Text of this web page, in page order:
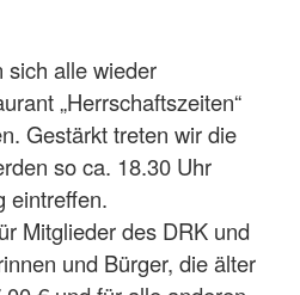
sich alle wieder
„Herrschaftszeiten“
Gestärkt treten wir die
so ca. 18.30 Uhr
eintreffen.
Mitglieder des DRK und
und Bürger, die älter